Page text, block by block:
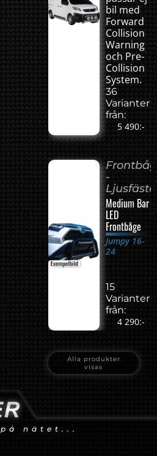
bil med
Forward
Collision
Warning
och Pre-
Collision
System.
36
Varianter
från:
5 490:-
-
Ljusfäste
Medium Bar
LED
Frontbåge
Jumpy 16-
24
15
Varianter
från:
4 290:-
Alla produkter
visas
på nätet...